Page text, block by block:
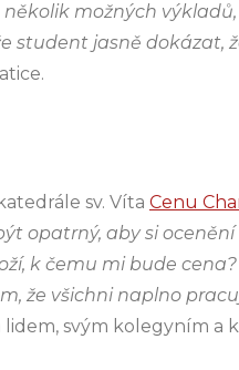
možných
jasně dokázat,
sv. Víta Cenu
opatrný, aby si ocenění
k čemu mi bude
že všichni naplno
svým kolegyním a